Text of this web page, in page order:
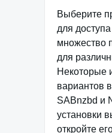
Выберите
для
множество
для
Некоторые
вариантов
SABnzbd и
установки
откройте